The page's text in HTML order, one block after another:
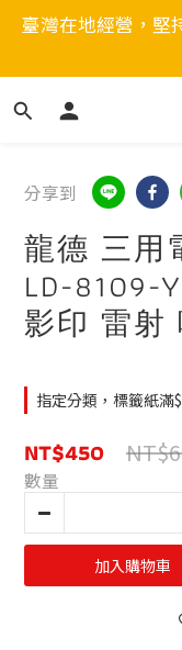
臺灣在地經營，堅
分享到
龍德 三用
LD-8109-
影印 雷射
指定分類，標籤紙滿
NT$450
數量
加入購物車